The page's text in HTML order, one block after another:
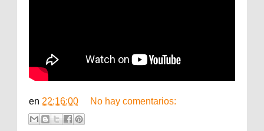
en 22:16:00 No hay comentarios: